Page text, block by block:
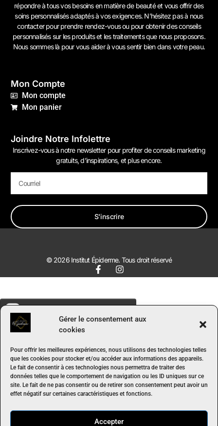
Gérer le consentement aux
cookies
Pour offrir les meilleures expériences, nous utilisons des technologies telles
que les cookies pour stocker et/ou accéder aux informations des appareils.
Le fait de consentir à ces technologies nous permettra de traiter des
données telles que le comportement de navigation ou les ID uniques sur ce
site. Le fait de ne pas consentir ou de retirer son consentement peut avoir un
effet négatif sur certaines caractéristiques et fonctions.
Accepter
répondre à tous vos besoins en matière de beauté et vous offrir des
soins personnalisés adaptés à vos exigences. N’hésitez pas à nous
contacterpour prendre rendez-vous ou pour obtenir des conseils
personnalisés sur les produits et les traitements que nous proposons.
Nous sommes là pour vous aider à vous sentir bien dans votre peau.
Mon Compte
Mon compte
Mon panier
Joindre Notre Infolettre
Inscrivez-vous à notre newsletter pour profiter de conseils marketing
gratuits, d’inspirations, et plus encore.
S'inscrire
© 2026 Institut Épiderme. Tous droit réservé